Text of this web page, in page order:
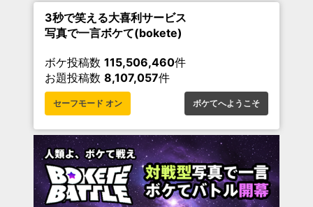
3秒で笑える大喜利サービス
写真で一言ボケて(bokete)
ボケ投稿数 115,506,460件
お題投稿数 8,107,057件
セーフモード オン ボケてへようこそ